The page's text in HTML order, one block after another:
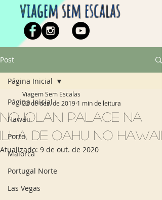
viagem sem escalas
Post
Página Inicial
Hawaii
Porto
Maiorca
Portugal Norte
Las Vegas
Página Inicial
No Iolani Palace na
Ilha de Oahu no Hawaii
Viagem Sem Escalas
22 de dez. de 2019 1 min de leitura
Atualizado: 9 de out. de 2020